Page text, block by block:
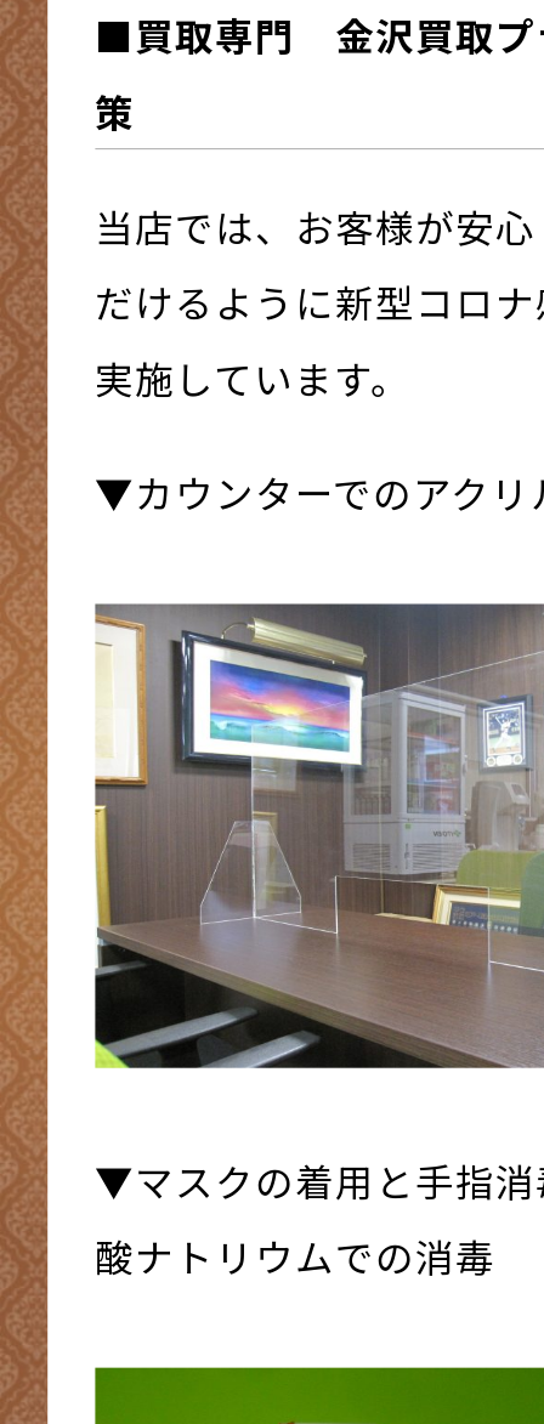
■買取専門 金沢買取プ
策
当店では、お客様が安
だけるように新型コロ
実施しています。
▼カウンターでのアクリ
▼マスクの着用と手指
酸ナトリウムでの消毒